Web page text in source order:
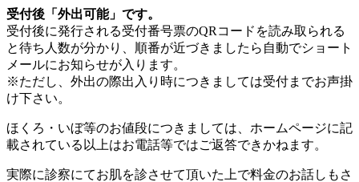
受付後「外出可能」です。
受付後に発行される受付番号票のQRコードを読み取られる
と待ち人数が分かり、順番が近づきましたら自動でショート
メールにお知らせが入ります。
※ただし、外出の際出入り時につきましては受付までお声掛
け下さい。
ほくろ・いぼ等のお値段につきましては、ホームページに記
載されている以上はお電話等ではご返答できかねます。
実際に診察にてお肌を診させて頂いた上で料金のお話しもさ